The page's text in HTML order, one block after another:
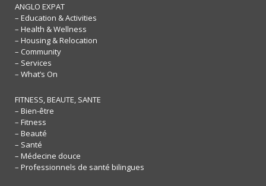
ANGLO EXPAT
– Education & Activities
– Health & Wellness
– Housing & Relocation
– Community
– Services
– What’s On
FITNESS, BEAUTE, SANTE
– Bien-être
– Fitness
– Beauté
– Santé
– Médecine douce
– Professionnels de santé bilingues